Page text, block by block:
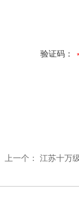
验证码：
上一个： 江苏十万